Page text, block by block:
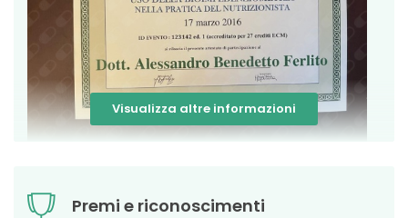
Visualizza altre informazioni
Premi e riconoscimenti